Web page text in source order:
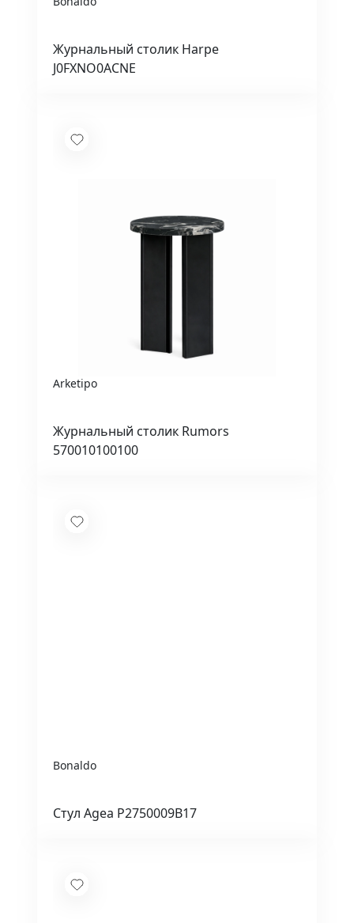
Журнальный столик Harpe
J0FXNO0ACNE
Arketipo
Журнальный столик Rumors
570010100100
Bonaldo
Стул Agea P2750009B17